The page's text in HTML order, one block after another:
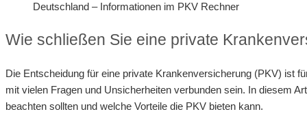
Deutschland – Informationen im PKV Rechner
Wie schließen Sie eine private
Die Entscheidung für eine private Krankenversicherung (PKV) ist
mit vielen Fragen und Unsicherheiten verbunden sein. In diesem
beachten sollten und welche Vorteile die PKV bieten kann.